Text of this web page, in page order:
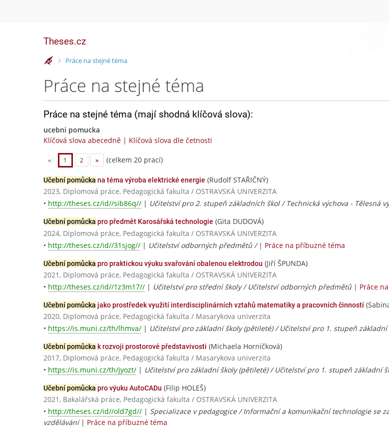
Theses.cz
>Práce na stejné téma
Práce na stejné téma
Práce na stejné téma (mají shodná klíčová slova):
ucebni pomucka
Klíčová slova abecedně | Klíčová slova dle četnosti
« 1 2 » (celkem 20 prací)
Učební pomůcka na téma výroba elektrické energie (Rudolf STAŘIČNÝ)
2023, Diplomová práce, Pedagogická fakulta / OSTRAVSKÁ UNIVERZITA
• http://theses.cz/id//sib86q// | Učitelství pro 2. stupeň základních škol / Technická výchova - Tělesná
Učební pomůcka pro předmět Karosářská technologie (Gita DUDOVÁ)
2024, Diplomová práce, Pedagogická fakulta / OSTRAVSKÁ UNIVERZITA
• http://theses.cz/id//31sjog// | Učitelství odborných předmětů / | Práce na příbuzné téma
Učební pomůcka pro praktickou výuku svařování obalenou elektrodou (Jiří ŠPUNDA)
2021, Diplomová práce, Pedagogická fakulta / OSTRAVSKÁ UNIVERZITA
• http://theses.cz/id//1z3m17// | Učitelství pro střední školy / Učitelství odborných předmětů | Práce
Učební pomůcka jako prostředek využití interdisciplinárních vztahů matematiky a pracovních činností
2020, Diplomová práce, Pedagogická fakulta / Masarykova univerzita
• https://is.muni.cz/th/lhmva/ | Učitelství pro základní školy (pětileté) / Učitelství pro 1. stupeň základní
Učební pomůcka k rozvoji prostorové představivosti (Michaela Horníčková)
2017, Diplomová práce, Pedagogická fakulta / Masarykova univerzita
• https://is.muni.cz/th/jyozt/ | Učitelství pro základní školy (pětileté) / Učitelství pro 1. stupeň základní
Učební pomůcka pro výuku AutoCADu (Filip HOLEŠ)
2021, Bakalářská práce, Pedagogická fakulta / OSTRAVSKÁ UNIVERZITA
• http://theses.cz/id//old7gd// | Specializace v pedagogice / Informační a komunikační technologie se
vzdělávání| Práce na příbuzné téma